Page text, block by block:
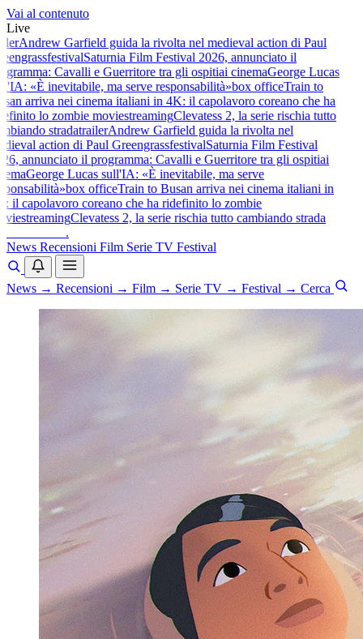
Vai al contenuto
Live
Andrew Garfield guida la rivolta nel medieval action di Paul
festivalSaturnia Film Festival 2026, annunciato il
Cavalli e Guerritore tra gli ospitiai cinemaGeorge Lucas
«È inevitabile, ma serve responsabilità»box officeTrain to
arriva nei cinema italiani in 4K: il capolavoro coreano che ha
lo zombie moviestreamingClevatess 2, la serie rischia tutto
stradatrailerAndrew Garfield guida la rivolta nel
action di Paul GreengrassfestivalSaturnia Film Festival
annunciato il programma: Cavalli e Guerritore tra gli ospitiai
George Lucas sull'IA: «È inevitabile, ma serve
box officeTrain to Busan arriva nei cinema italiani in
il capolavoro coreano che ha ridefinito lo zombie
streamingClevatess 2, la serie rischia tutto cambiando strada
.
News Recensioni Film Serie TV Festival
News → Recensioni → Film → Serie TV → Festival → Cerca